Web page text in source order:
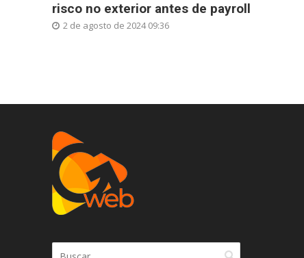
risco no exterior antes de payroll
2 de agosto de 2024 09:36